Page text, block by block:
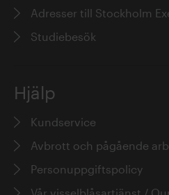
Adresser till Stockholm
Studiebesök
Hjälp
Kundservice
Avbrott och pågående
Personuppgiftspolicy